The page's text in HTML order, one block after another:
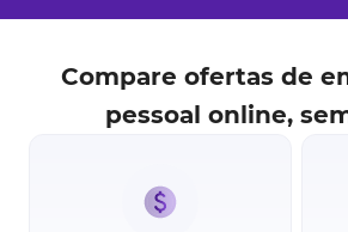
Compare ofertas de
pessoal online,